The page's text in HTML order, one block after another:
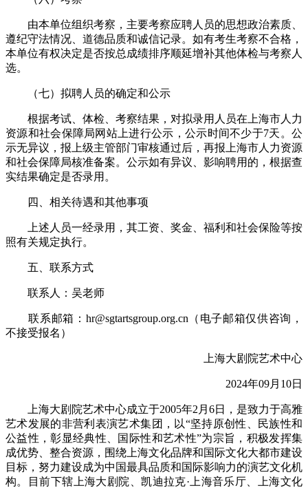
由本单位组织考察，主要考察应聘人员的思想政治素质、
遵纪守法情况、道德品质和诚信记录。如有考生考察不合格，
本单位有权决定是否按总成绩排序顺延增补其他体检与考察人
选。
（七）拟聘人员的确定和公示
根据考试、体检、考察结果，对拟录用人员在上海市人力
资源和社会保障局网站上进行公示，公示时间不少于7天。公
示无异议，报上级主管部门审核通过后，再报上海市人力资源
和社会保障局核准备案。公示如有异议、影响聘用的，根据查
实结果确定是否录用。
四、相关待遇和其他事项
上述人员一经录用，其工资、奖金、福利和社会保险等按
照有关规定执行。
五、联系方式
联系人：吴老师
联系邮箱：hr@sgtartsgroup.org.cn（电子邮箱仅供咨询，
不接受报名）
上海大剧院艺术中心
2024年09月10日
上海大剧院艺术中心成立于2005年2月6日，是致力于高雅
艺术发展的非营利表演艺术集团，以“坚持原创性、民族性和
公益性，彰显经典性、国际性和艺术性”为宗旨，积极发挥集
成优势、整合资源，围绕上海文化品牌和国际文化大都市建设
目标，努力建设成为中国最具品质和国际影响力的演艺文化机
构。目前下辖上海大剧院、凯迪拉克·上海音乐厅、上海文化